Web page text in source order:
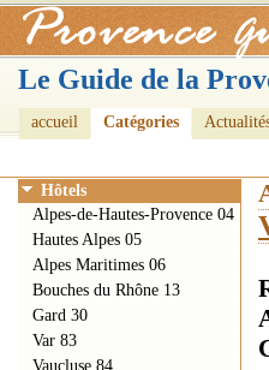
Le Guide de la
accueil Catégories
Hôtels
Alpes-de-Hautes-Provence 04
Hautes Alpes 05
Alpes Maritimes 06
Bouches du Rhône 13
Gard 30
Var 83
Vaucluse 84